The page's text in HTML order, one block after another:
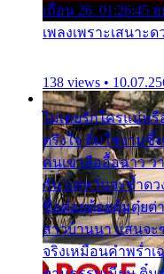
เถื่อน 26. 01:26:45
เพลงเพราะเสนาะ
138 views •
ไม่เคยรักใครแน่ห
ตรึงใจ ติ๋มใช่งามซึ้
คนเขาลืออื้อฉาว ว่
กัน แต่หวั่นจะช้ำด
ชื่อต๋อยต้อยตุ้มตุ๋ยต่า
สาวบ้านนา แสนจ
จริงเหมือนคำพร่ำ